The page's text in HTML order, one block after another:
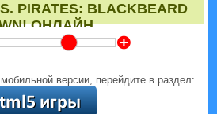
PIRATES: BLACKBEARD
ОНЛАЙН
Z
версии, перейдите в раздел: